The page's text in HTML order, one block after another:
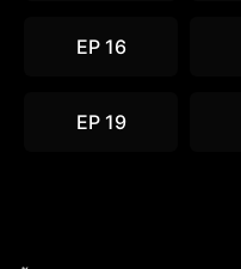
EP 16
EP 19